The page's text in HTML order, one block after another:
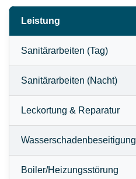
Leistung
Sanitärarbeiten (Tag)
Sanitärarbeiten (Nacht)
Leckortung & Reparatur
Wasserschadenbeseitigung
Boiler/Heizungsstörung